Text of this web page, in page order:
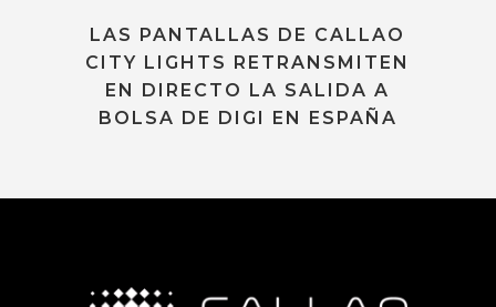
LAS PANTALLAS DE CALLAO
CITY LIGHTS RETRANSMITEN
EN DIRECTO LA SALIDA A
BOLSA DE DIGI EN ESPAÑA